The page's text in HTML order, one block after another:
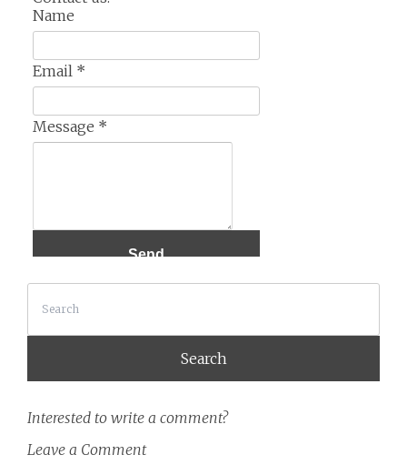
Name
Email *
Message *
Interested to write a comment?
Leave a Comment